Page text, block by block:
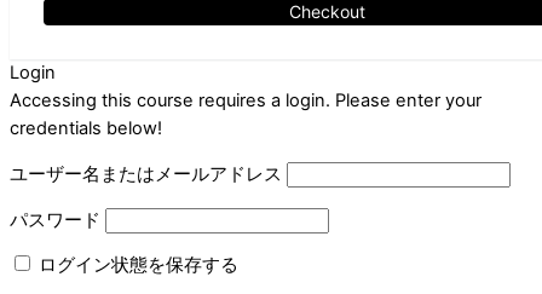
Checkout
Login
Accessing this course requires a login. Please enter your
credentials below!
ユーザー名またはメールアドレス
パスワード
ログイン状態を保存する